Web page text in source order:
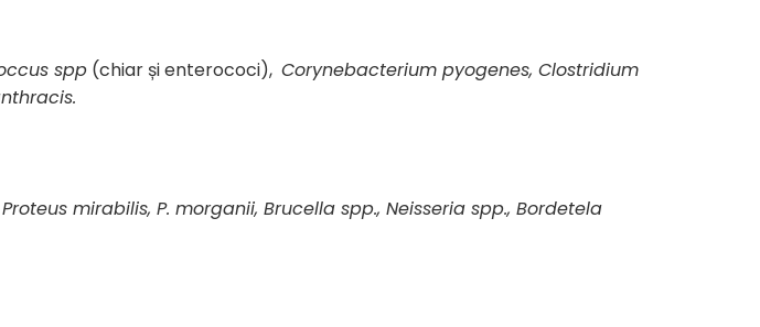
spp (chiar și enterococi), Corynebacterium pyogenes, Clostridium
mirabilis, P. morganii, Brucella spp., Neisseria spp., Bordetela